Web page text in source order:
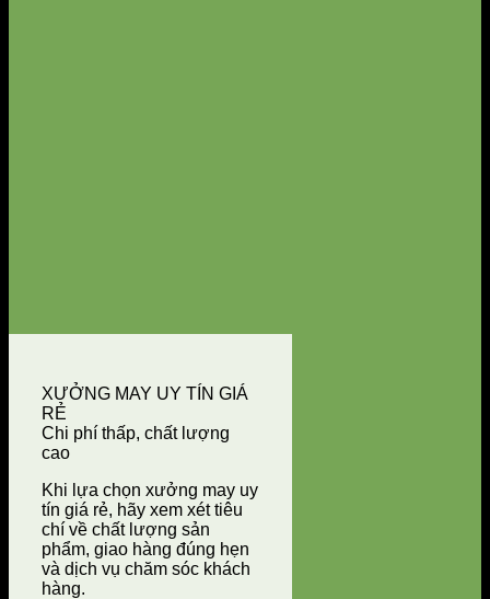
XƯỞNG MAY UY TÍN GIÁ
RẺ
Chi phí thấp, chất lượng
cao
Khi lựa chọn xưởng may uy
tín giá rẻ, hãy xem xét tiêu
chí về chất lượng sản
phẩm, giao hàng đúng hẹn
và dịch vụ chăm sóc khách
hàng.